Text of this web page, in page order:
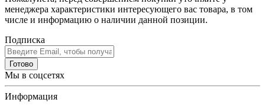
менеджера характеристики интересующего вас товара, в том
числе и информацию о наличии данной позиции.
Подписка
Готово
Мы в соцсетях
Информация